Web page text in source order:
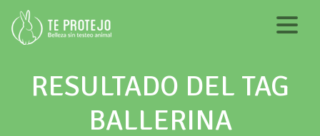
RESULTADO DEL TAG
BALLERINA